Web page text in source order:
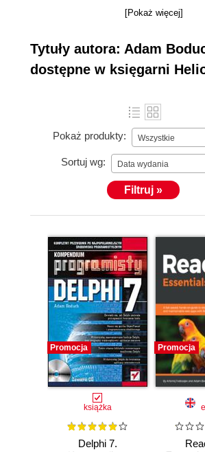
programowaniu 4programmers.net.
4programmers.net, a przede
Coyote, który obsługuje wyżej
[Pokaż więcej]
Tytuły autora: Adam
dostępne w księgarni
Pokaż produkty: Wszystkie
Sortuj wg: Data wydania
Filtruj »
Promocja
książka
Delphi 7.
Promocja